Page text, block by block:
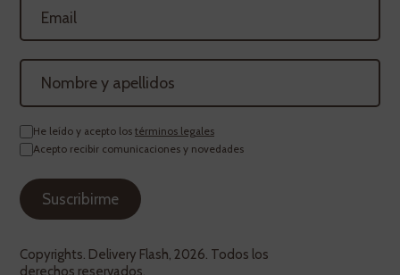
He leído y acepto los términos legales
Acepto recibir comunicaciones y novedades
Copyrights. Delivery Flash, 2026. Todos los
derechos reservados.